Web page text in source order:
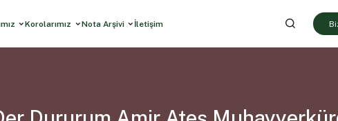
Korolarımız Nota Arşivi İletişim